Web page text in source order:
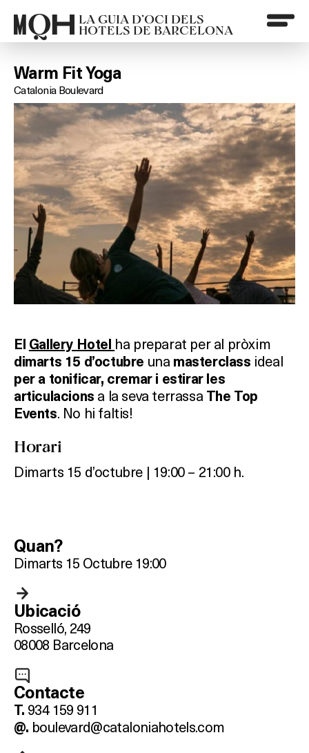
LA GUIA D’OCI DELS
HOTELS DE BARCELONA
Warm Fit Yoga
Catalonia Boulevard
El Gallery Hotel ha preparat per al pròxim
dimarts 15 d’octubre una masterclass ideal
per a tonificar, cremar i estirar les
articulacions a la seva terrassa The Top
Events. No hi faltis!
Horari
Dimarts 15 d’octubre | 19:00 – 21:00 h.
Quan?
Dimarts 15 Octubre 19:00
Ubicació
Rosselló, 249
08008 Barcelona
Contacte
T. 934 159 911
@. boulevard@cataloniahotels.com